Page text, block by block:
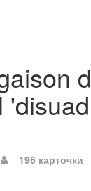
196 карточки